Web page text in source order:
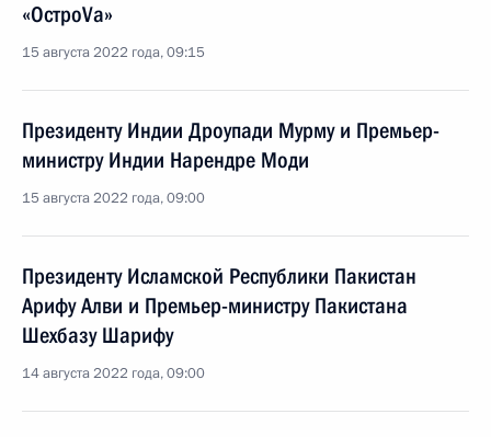
«ОстроVа»
15 августа 2022 года, 09:15
Президенту Индии Дроупади Мурму и Премьер-
министру Индии Нарендре Моди
15 августа 2022 года, 09:00
Президенту Исламской Республики Пакистан
Арифу Алви и Премьер-министру Пакистана
Шехбазу Шарифу
14 августа 2022 года, 09:00